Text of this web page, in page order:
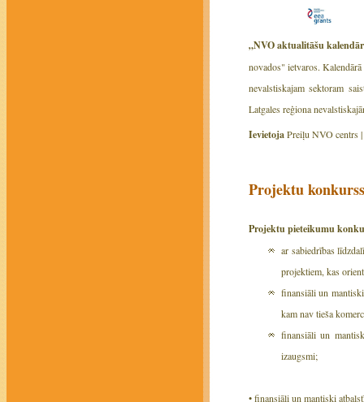
„NVO aktualitāšu
novados" ietvaros.
nevalstiskajam sektoram
Latgales reģiona
IevietojaPreiļu NVO centrs |
Projektu
Projektu pieteikumu
ar sabiedrības
projektiem, kas
finansiāli un
kam nav tieša
finansiāli un
izaugsmi;
• finansiāli un mantiski